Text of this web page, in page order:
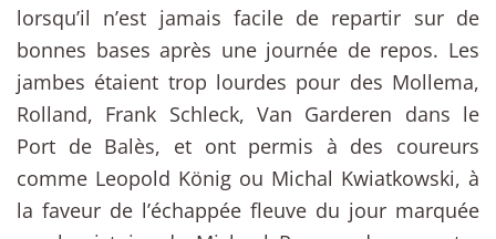
lorsqu’il n’est jamais facile de repartir sur de
bonnes bases après une journée de repos. Les
jambes étaient trop lourdes pour des Mollema,
Rolland, Frank Schleck, Van Garderen dans le
Port de Balès, et ont permis à des coureurs
comme Leopold König ou Michal Kwiatkowski, à
la faveur de l’échappée fleuve du jour marquée